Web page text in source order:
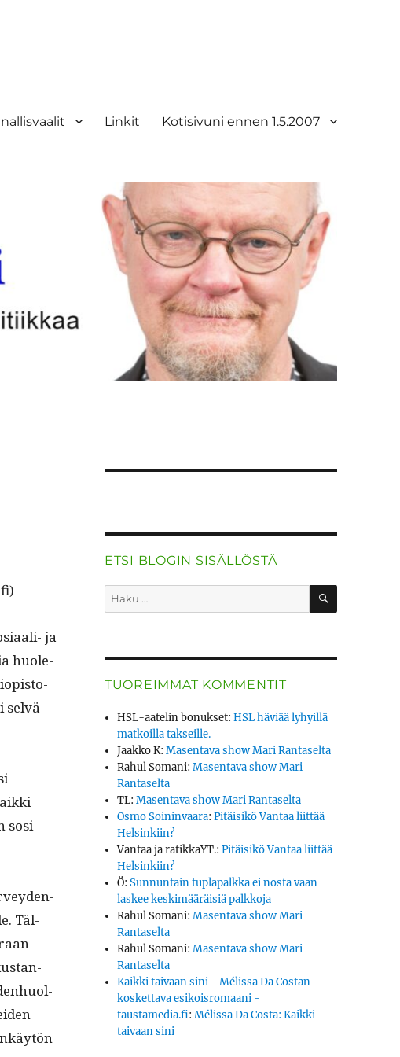
Linkit Kotisivuni ennen 1.5.2007
ja
huole­
selvä
sosi­
Täl­
ETSI BLOGIN SISÄLLÖSTÄ
Etsi: HAKU
TUOREIMMAT KOMMENTIT
HSL-aatelin bonukset:HSL häviää lyhyillä
matkoilla takseille.
Jaakko K:Masentava show Mari Rantaselta
Rahul Somani:Masentava show Mari
Rantaselta
TL:Masentava show Mari Rantaselta
Osmo Soininvaara:Pitäisikö Vantaa liittää
Helsinkiin?
Vantaa ja ratikkaYT.:Pitäisikö Vantaa liittää
Helsinkiin?
Ö:Sunnuntain tuplapalkka ei nosta vaan
laskee keskimääräisiä palkkoja
Rahul Somani:Masentava show Mari
Rantaselta
Rahul Somani:Masentava show Mari
Rantaselta
Kaikki taivaan sini - Mélissa Da Costan
koskettava esikoisromaani -
taustamedia.fi:Mélissa Da Costa: Kaikki
taivaan sini